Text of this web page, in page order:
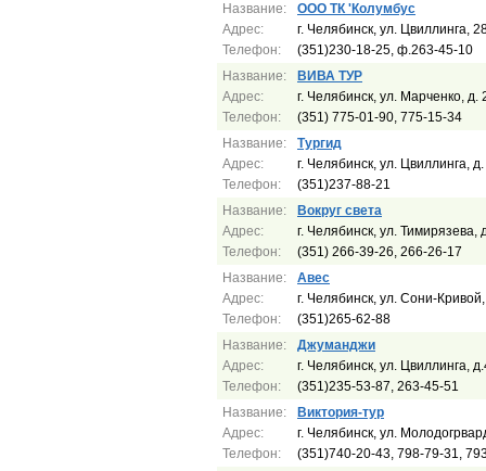
Название:
Адрес:
Телефон:
ООО ТК 'Колумбус
г. Челябинск, ул. Цвиллинга,
(351)230-18-25, ф.263-45-10
Название:
Адрес:
Телефон:
ВИВА ТУР
г. Челябинск, ул. Марченко,
(351) 775-01-90, 775-15-34
Название:
Адрес:
Телефон:
Тургид
г. Челябинск, ул. Цвиллинга,
(351)237-88-21
Название:
Адрес:
Телефон:
Вокруг света
г. Челябинск, ул. Тимирязева,
(351) 266-39-26, 266-26-17
Название:
Адрес:
Телефон:
Авес
г. Челябинск, ул. Сони-
(351)265-62-88
Название:
Адрес:
Телефон:
Джуманджи
г. Челябинск, ул. Цвиллинга,
(351)235-53-87, 263-45-51
Название:
Адрес:
Телефон:
Виктория-тур
г. Челябинск, ул.
(351)740-20-43, 798-79-31,